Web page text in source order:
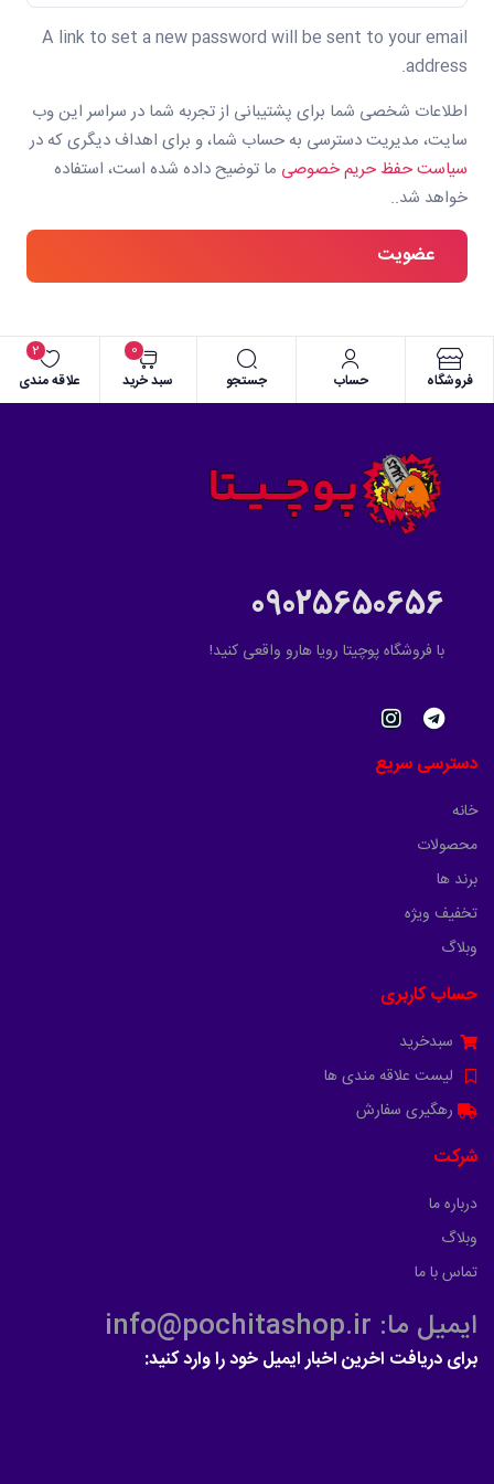
A link to set a new password will be sent to your email
address.
اطلاعات شخصی شما برای پشتیبانی از تجربه شما در سراسر این وب
سایت، مدیریت دسترسی به حساب شما، و برای اهداف دیگری که در
سیاست حفظ حریم خصوصی ما توضیح داده شده است، استفاده
خواهد شد..
عضویت
فروشگاه حساب جستجو سبد خرید
0
علاقه مندی
2
09025650656
با فروشگاه پوچیتا رویا هارو واقعی کنید!
دسترسی سریع
خانه
محصولات
برند ها
تخفیف ویژه
وبلاگ
حساب کاربری
سبدخرید
لیست علاقه مندی ها
رهگیری سفارش
شرکت
درباره ما
وبلاگ
تماس با ما
ایمیل ما: info@pochitashop.ir
برای دریافت اخرین اخبار ایمیل خود را وارد کنید: